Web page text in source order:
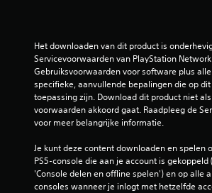
Het downloaden van dit product is
Servicevoorwaarden van PlayStation
Gebruiksvoorwaarden voor software plus
specifieke, aanvullende bepalingen die op
toepassing zijn. Download dit product niet
voorwaarden akkoord gaat. Raadpleeg de
voor meer belangrijke informatie.
Je kunt deze content downloaden en spelen
PS5-console die aan je account is
'Console delen en offline spelen') en op alle
consoles wanneer je inlogt met hetzelfde